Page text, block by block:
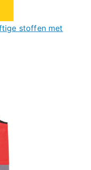
stoffen met